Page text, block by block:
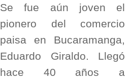
Se fue aún joven el
pionero del comercio
paisa en Bucaramanga,
Eduardo Giraldo. Llegó
hace 40 años a